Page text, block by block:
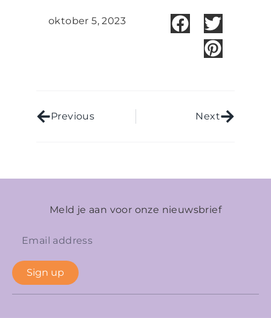
oktober 5, 2023
Previous Next
Meld je aan voor onze nieuwsbrief
Sign up